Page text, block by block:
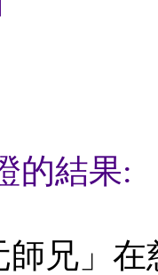
的結果:
師兄」